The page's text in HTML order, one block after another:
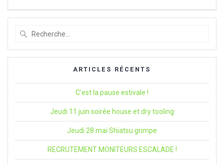
l’article
:
ARTICLES RÉCENTS
C’est la pause estivale !
Jeudi 11 juin soirée house et dry tooling
Jeudi 28 mai Shiatsu grimpe
RECRUTEMENT MONITEURS ESCALADE !